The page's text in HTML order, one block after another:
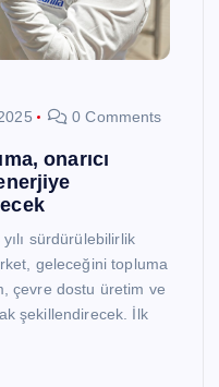
0 Comments
onarıcı
sürdürülebilirlik
geleceğini topluma
çevre dostu üretim ve
şekillendirecek. İlk